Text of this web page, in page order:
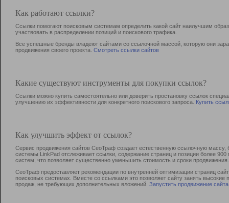
Как работают ссылки?
Ссылки помогают поисковым системам определить какой сайт наилучшим
участвовать в раcпределении позиций и поискового трафика.
Все успешные бренды владеют сайтами со ссылочной массой, которую они
продвижения своего проекта. Смотреть ссылки сайтов
Какие существуют инструменты для покупки ссылок?
Ссылки можно купить самостоятельно или доверить простановку ссылок
улучшению их эффективности для конкретного поискового запроса. Купить
Как улучшить эффект от ссылок?
Сервис продвижения сайтов СеоТраф создает естественную ссылочную
системы LinkPad отслеживает ссылки, содержание страниц и позиции более
систем, что позволяет существенно уменьшить стоимость и сроки продвижения.
СеоТраф предоставляет рекомендации по внутренней оптимизации страниц
поисковых системах. Вместе со ссылками это позволяет сайту занять
продаж, не требующих дополнительных вложений. Запустить продвижение сайта